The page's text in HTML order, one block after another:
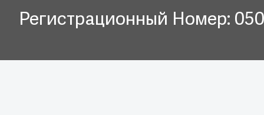
Регистрационный Номер: